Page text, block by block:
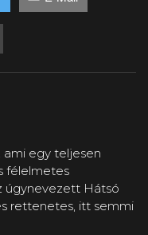
ami egy teljesen
félelmetes
úgynevezett Hátsó
rettenetes, itt semmi